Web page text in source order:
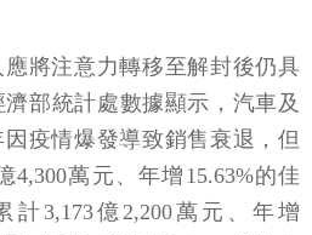
應將注意力轉移至解封後仍具
部統計處數據顯示，汽車及
疫情爆發導致銷售衰退，但
4,300萬元、年增15.63%的佳
計3,173億2,200萬元、年增